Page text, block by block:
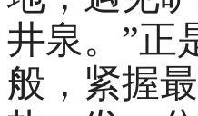
井泉。”正
般，紧握